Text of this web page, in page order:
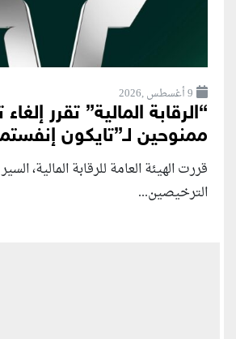
9 أغسطس ,2026
“الرقابة المالية” تقرر
ممنوحين لـ”تايكون
قررت الهيئة العامة للرقابة المالية،
الترخيصين...